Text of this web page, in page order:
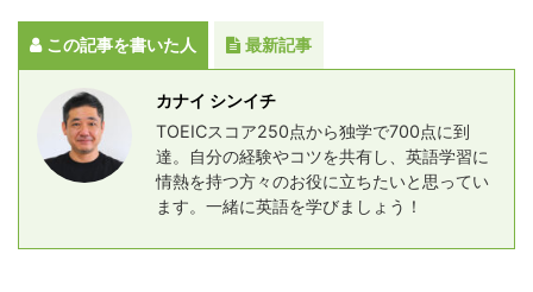
この記事を書いた人 最新記事
カナイ シンイチ
TOEICスコア250点から独学で700点に到
達。自分の経験やコツを共有し、英語学習に
情熱を持つ方々のお役に立ちたいと思ってい
ます。一緒に英語を学びましょう！